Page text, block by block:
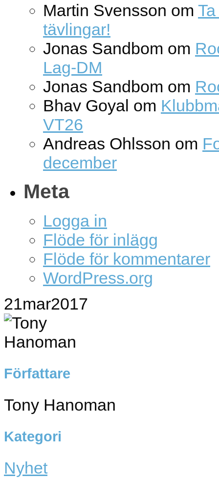
Martin Svensson om
tävlingar!
Jonas Sandbom om
Lag-DM
Jonas Sandbom om
Bhav Goyal om
VT26
Andreas Ohlsson om
december
Meta
Logga in
Flöde för inlägg
Flöde för kommentarer
WordPress.org
21mar2017
Författare
Tony Hanoman
Kategori
Nyhet